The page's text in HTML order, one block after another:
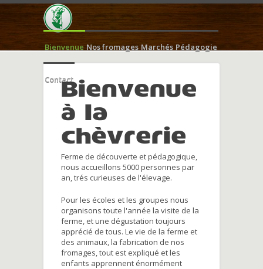
Bienvenue Nos fromages Marchés Pédagogie
ContactBienvenue
à la
chèvrerie
Ferme de découverte et pédagogique,
nous accueillons 5000 personnes par
an, trés curieuses de l'élevage.
Pour les écoles et les groupes nous
organisons toute l'année la visite de la
ferme, et une dégustation toujours
apprécié de tous. Le vie de la ferme et
des animaux, la fabrication de nos
fromages, tout est expliqué et les
enfants apprennent énormément